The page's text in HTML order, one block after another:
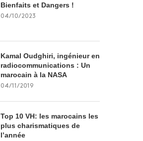
Bienfaits et Dangers !
04/10/2023
Kamal Oudghiri, ingénieur en
radiocommunications : Un
marocain à la NASA
04/11/2019
Top 10 VH: les marocains les
plus charismatiques de
l’année